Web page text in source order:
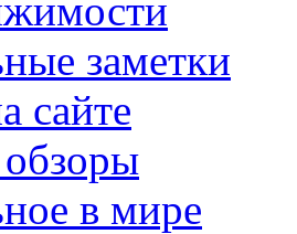
заметки
сайте
в мире